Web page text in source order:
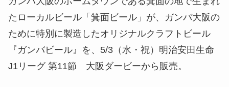
たローカルビール「箕面ビール」が、ガンバ大阪の
ために特別に製造したオリジナルクラフトビール
『ガンバビール』を、5/3（水・祝）明治安田生命
J1リーグ 第11節 大阪ダービーから販売。